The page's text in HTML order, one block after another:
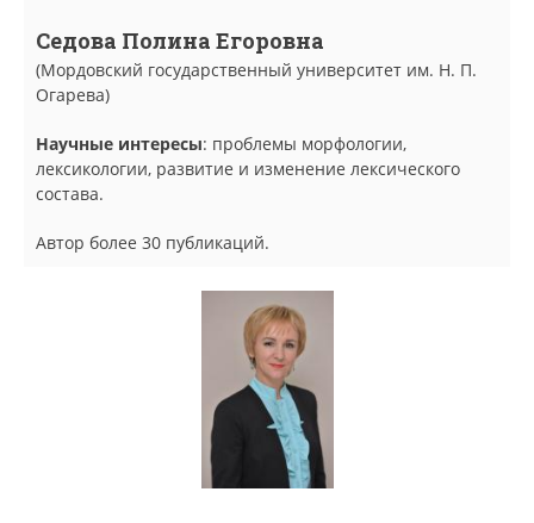
Седова Полина Егоровна
(Мордовский государственный университет им. Н. П.
Огарева)
Научные интересы: проблемы морфологии,
лексикологии, развитие и изменение лексического
состава.
Автор более 30 публикаций.